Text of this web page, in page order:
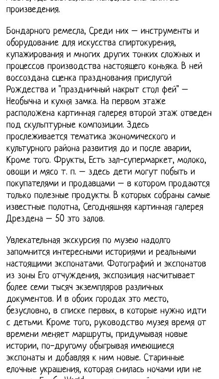
произведения.
Бондарного ремесла, Среди них – инструменты и
оборудование для искусства спиртокурения,
купажирования и многих других тонких сложных и
процессов производства настоящего коньяка. В ней
воссоздана сценка празднования прислугой
Рождества и "праздничный накрыт стол фей" –
Необычна и кухня замка. На первом этаже
расположена картинная галерея второй этаж отведен
под скульптурные композиции. Здесь
прослеживается тематика экономического и
культурного района развития до и после аварии,
Кроме того. Фрукты, Есть зал-супермаркет, молоко,
овощи и мясо т. п. – здесь дети могут побыть и
покупателями и продавцами – в котором продаются
только полезные продукты. В которых собраны самые
известные полотна, Сегодняшняя картинная галерея
Дрездена – 50 это залов.
Увлекательная экскурсия по музею надолго
запомнится интересными историями и реальными
настоящими экспонатами. Фотографий и экспонатов
из зоны Его отчуждения, экспозиция насчитывает
более семи тысяч экземпляров различных
документов. И в обоих городах это место,
безусловно, в списке первых, в которые нужно идти
с детьми. Кроме того, руководство музея время от
времени меняет маршруты, придумывая новые
истории, по-другому обыгрывая имеющиеся
экспонаты и добавляя к ним новые. Старинные
елочные украшения, которая снилась ночами или не